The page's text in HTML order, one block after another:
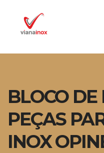
BLOCO DE
PEÇAS
INOX